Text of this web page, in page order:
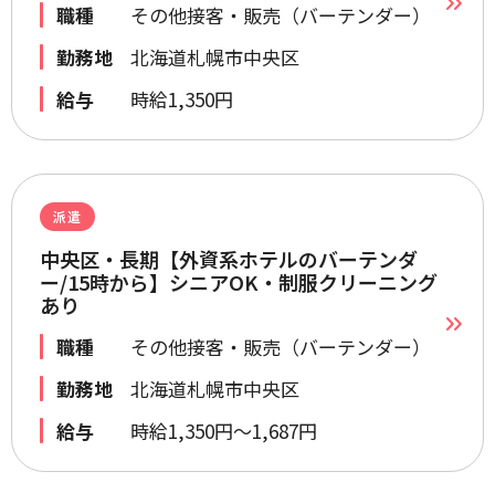
職種
その他接客・販売（バーテンダー）
勤務地
北海道札幌市中央区
給与
時給1,350円
派遣
中央区・長期【外資系ホテルのバーテンダ
ー/15時から】シニアOK・制服クリーニング
あり
職種
その他接客・販売（バーテンダー）
勤務地
北海道札幌市中央区
給与
時給1,350円～1,687円